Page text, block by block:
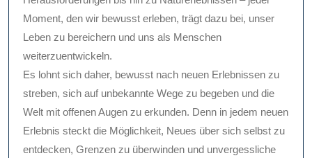
Moment, den wir bewusst erleben, trägt dazu bei, unser
Leben zu bereichern und uns als Menschen
weiterzuentwickeln.
Es lohnt sich daher, bewusst nach neuen Erlebnissen zu
streben, sich auf unbekannte Wege zu begeben und die
Welt mit offenen Augen zu erkunden. Denn in jedem neuen
Erlebnis steckt die Möglichkeit, Neues über sich selbst zu
entdecken, Grenzen zu überwinden und unvergessliche